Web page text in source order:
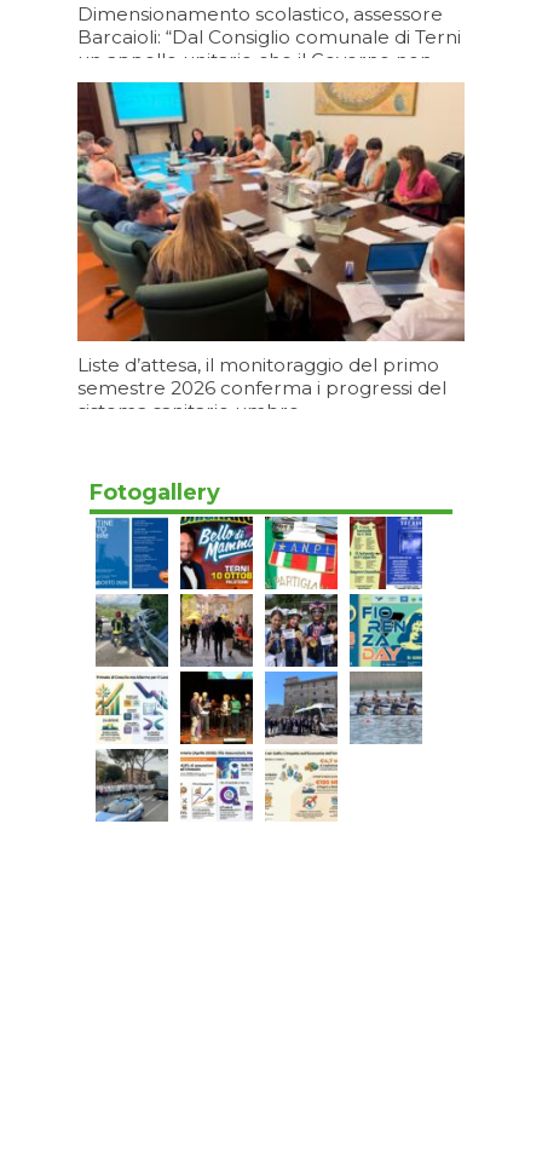
Dimensionamento scolastico, assessore
Barcaioli: “Dal Consiglio comunale di Terni
un appello unitario che il Governo non
può ignorare”
Oggi 15:20
Liste d’attesa, il monitoraggio del primo
semestre 2026 conferma i progressi del
sistema sanitario umbro
Fotogallery